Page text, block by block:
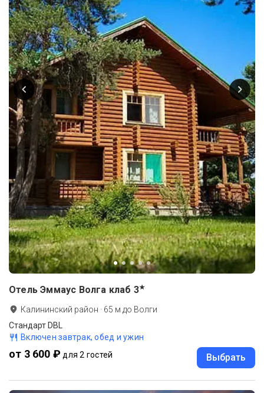
Отель Эммаус Волга клаб 3★
Калининский район · 65 м до Волги
Стандарт DBL
Включен завтрак, обед и ужин
от 3 600 ₽ для 2 гостей Выбрать